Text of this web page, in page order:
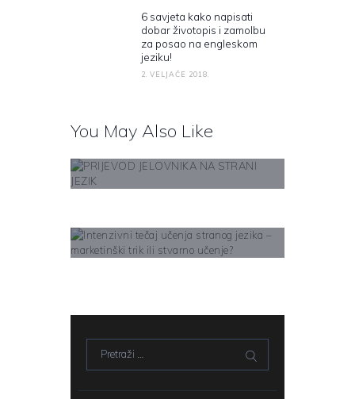
Next post:
6 savjeta kako napisati
dobar životopis i zamolbu
za posao na engleskom
jeziku!
2. VELJAČE 2018.
You May Also Like
NA STRANI JEZIK
Learn More
marketinški trik ili